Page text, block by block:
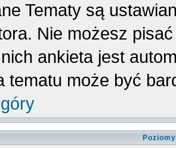
Tematy są
Nie możesz
ankieta jest
tematu może być